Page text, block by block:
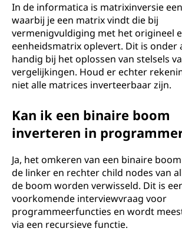
In de informatica is matrixinversie
waarbij je een matrix vindt die bij
vermenigvuldiging met het origineel
eenheidsmatrix oplevert. Dit is onder
handig bij het oplossen van stelsels
vergelijkingen. Houd er echter
niet alle matrices inverteerbaar zijn.
Kan ik een binaire boom
inverteren in
Ja, het omkeren van een binaire
de linker en rechter child nodes van
de boom worden verwisseld. Dit is
voorkomende interviewvraag voor
programmeerfuncties en wordt
via een recursieve functie.